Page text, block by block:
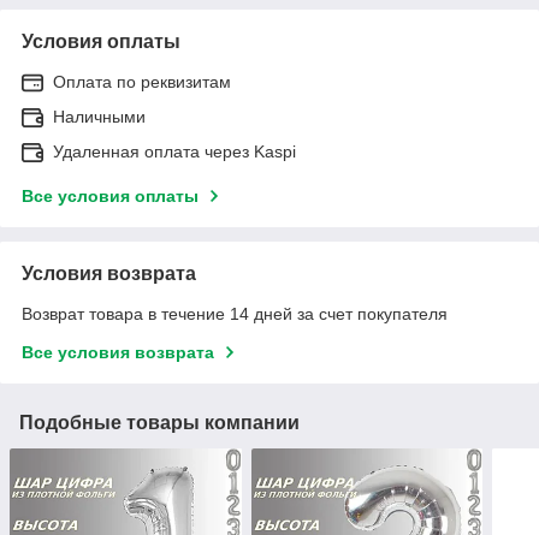
Условия оплаты
Оплата по реквизитам
Наличными
Удаленная оплата через Kaspi
Все условия оплаты
Условия возврата
Возврат товара в течение 14 дней за счет покупателя
Все условия возврата
Подобные товары компании